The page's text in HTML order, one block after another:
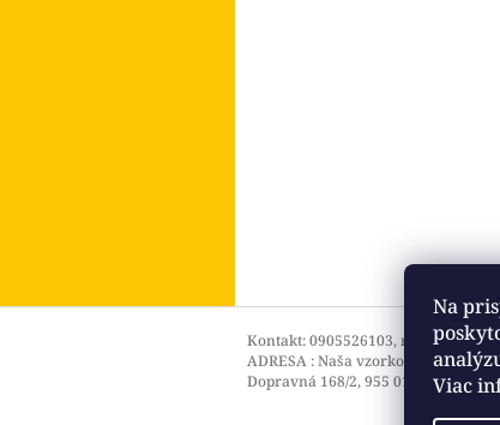
Na
Viac
Kontakt: 0905526103, mail:
ADRESA : Naša vzorková predajňa
Dopravná 168/2, 955 01 Topoľčany